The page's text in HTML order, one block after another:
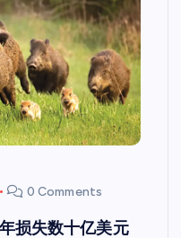
0 Comments
损失数十亿美元